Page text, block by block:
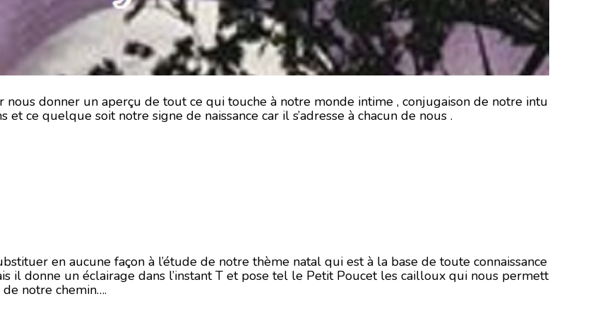
donner un aperçu de tout ce qui touche à notre monde intime , conjugaison de notre intu
et ce quelque soit notre signe de naissance car il s’adresse à chacun de nous .
en aucune façon à l’étude de notre thème natal qui est à la base de toute connaissance
il donne un éclairage dans l’instant T et pose tel le Petit Poucet les cailloux qui nous permett
notre chemin….